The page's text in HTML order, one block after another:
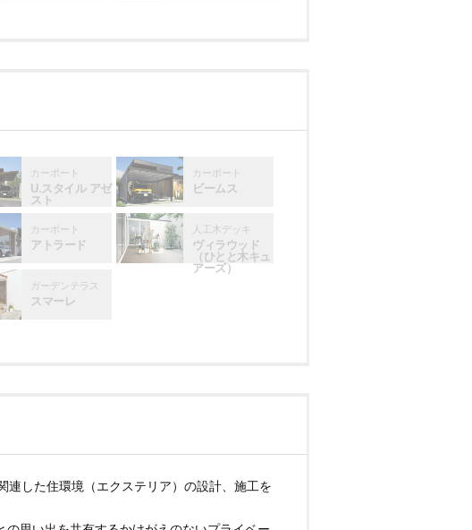
カーポート
U.スタイル アゼ
スト
カーポート
ビームス
カーポート
アトラード
人工木デッキ
ヴィラウッド
（ひとと木キュ
アーズ）
ガーデンテラス
スマーレ
した住環境（エクステリア）の設計、施工を